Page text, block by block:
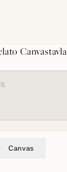
Canvastavla
Canvas